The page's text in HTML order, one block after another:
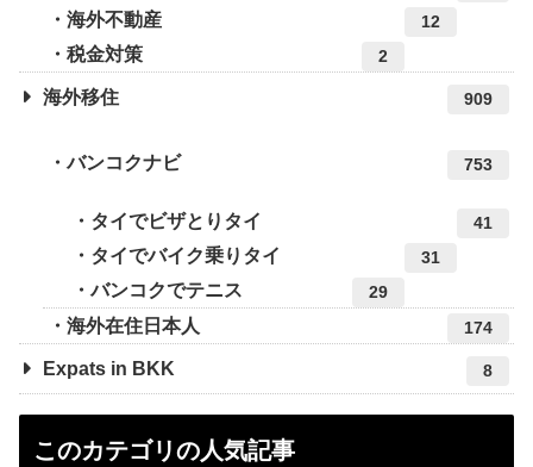
海外不動産 12
税金対策 2
海外移住 909
バンコクナビ 753
タイでビザとりタイ 41
タイでバイク乗りタイ 31
バンコクでテニス 29
海外在住日本人 174
Expats in BKK 8
このカテゴリの人気記事